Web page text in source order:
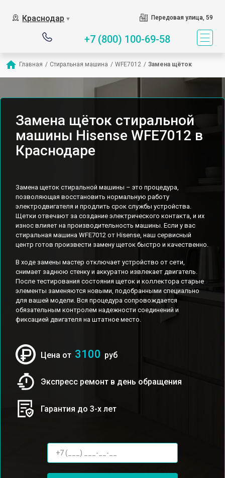
Краснодар ▼ Передовая улица, 59
+7 (800) 100-69-58
Главная / Стиральная машина / WFE7012 / Замена щёток
Замена щёток стиральной
машины Hisense WFE7012 в
Краснодаре
Замена щеток стиральной машины – это процедура,
позволяющая восстановить нормальную работу
электродвигателя и продлить срок службы устройства.
Щетки отвечают за создание электрического контакта, и их
износ влияет на производительность машины. Если у вас
стиральная машина WFE7012 от Hisense, наш сервисный
центр готов произвести замену щеток быстро и качественно.
В ходе замены мастер отключает устройство от сети,
снимает заднюю стенку и аккуратно извлекает двигатель.
После тестирования состояния щеток и коллектора старые
элементы заменяются новыми, подобранными специально
для вашей модели. Вся процедура сопровождается
обязательным контролем надежности соединений и
фиксацией двигателя на штатное место.
Цена от 3100 руб
Экспресс ремонт в день обращения
Гарантия до 3-х лет